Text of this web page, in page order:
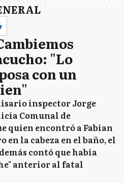
"Lo
con un
inspector Jorge
Comunal de
quien encontró a Fabían
en la cabeza en el baño, el
contó que había
anterior al fatal